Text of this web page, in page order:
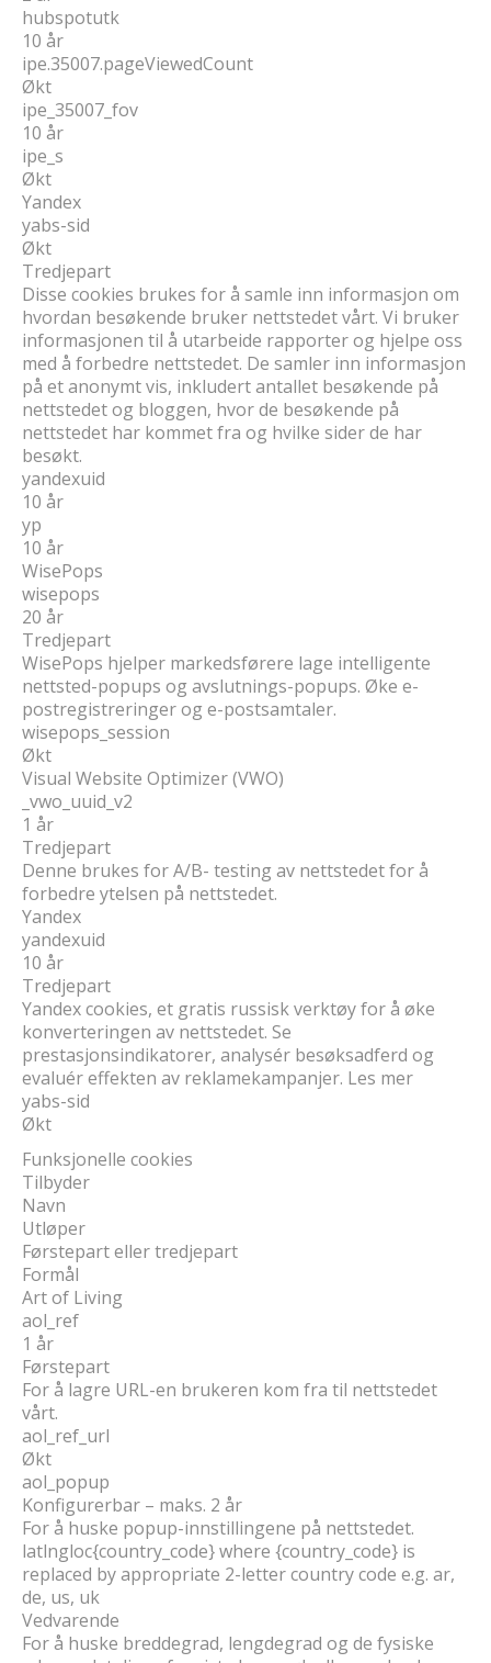
hubspotutk
10 år
ipe.35007.pageViewedCount
Økt
ipe_35007_fov
10 år
ipe_s
Økt
Yandex
yabs-sid
Økt
Tredjepart
Disse cookies brukes for å samle inn informasjon om
hvordan besøkende bruker nettstedet vårt. Vi bruker
informasjonen til å utarbeide rapporter og hjelpe oss
med å forbedre nettstedet. De samler inn informasjon
på et anonymt vis, inkludert antallet besøkende på
nettstedet og bloggen, hvor de besøkende på
nettstedet har kommet fra og hvilke sider de har
besøkt.
yandexuid
10 år
yp
10 år
WisePops
wisepops
20 år
Tredjepart
WisePops hjelper markedsførere lage intelligente
nettsted-popups og avslutnings-popups. Øke e-
postregistreringer og e-postsamtaler.
wisepops_session
Økt
Visual Website Optimizer (VWO)
_vwo_uuid_v2
1 år
Tredjepart
Denne brukes for A/B- testing av nettstedet for å
forbedre ytelsen på nettstedet.
Yandex
yandexuid
10 år
Tredjepart
Yandex cookies, et gratis russisk verktøy for å øke
konverteringen av nettstedet. Se
prestasjonsindikatorer, analysér besøksadferd og
evaluér effekten av reklamekampanjer. Les mer
yabs-sid
Økt
Funksjonelle cookies
Tilbyder
Navn
Utløper
Førstepart eller tredjepart
Formål
Art of Living
aol_ref
1 år
Førstepart
For å lagre URL-en brukeren kom fra til nettstedet
vårt.
aol_ref_url
Økt
aol_popup
Konfigurerbar – maks. 2 år
For å huske popup-innstillingene på nettstedet.
latlngloc{country_code} where {country_code} is
replaced by appropriate 2-letter country code e.g. ar,
de, us, uk
Vedvarende
For å huske breddegrad, lengdegrad og de fysiske